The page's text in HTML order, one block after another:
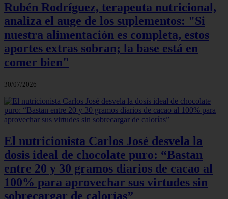
Rubén Rodríguez, terapeuta nutricional,
analiza el auge de los suplementos: "Si
nuestra alimentación es completa, estos
aportes extras sobran; la base está en
comer bien"
30/07/2026
El nutricionista Carlos José desvela la
dosis ideal de chocolate puro: “Bastan
entre 20 y 30 gramos diarios de cacao al
100% para aprovechar sus virtudes sin
sobrecargar de calorías”